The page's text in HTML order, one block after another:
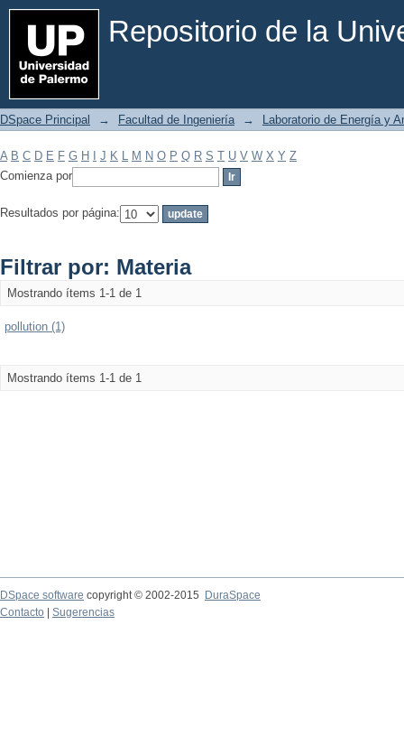
Repositorio de la
Filtrar por: Materia
DSpace Principal → Facultad de Ingeniería → Laboratorio de Energía y
A B C D E F G H J K L M N O P Q R S T U V W X Y Z
Comienza por
Resultados por página:
Filtrar por: Materia
Mostrando ítems 1-1 de 1
pollution (1)
Mostrando ítems 1-1 de 1
DSpace software copyright © 2002-2015
DuraSpace
Contacto
Sugerencias